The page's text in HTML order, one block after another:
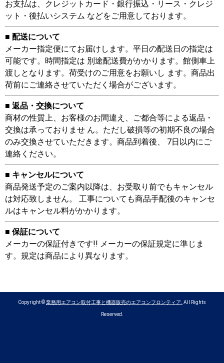
お支払は、クレジットカード・銀行振込・リース・クレジ
ット・後払いシステム などをご用意しております。
■ 配送について
メーカー指定便にてお届けします。平日の配送日の指定は
可能です。時間指定は 別途配送費がかかります。館側車上
渡しとなります。荷受けのご用意をお願いし ます。商品出
荷前にご連絡させていただく場合がございます。
■ 返品・交換について
商材の性質上、お客様のお間違え、ご都合等による返品・
交換は承っておりませ ん。ただし破損等の初期不良の場合
のみ交換させていただきます。商品到着後、 7日以内にご
連絡ください。
■ キャンセルについて
商品発送予定のご案内以降は、お受取り前でもキャンセル
は対応致しません。 工事についても商品手配後のキャンセ
ルはキャンセル料がかかります。
■ 保証について
メーカーの保証付きです!! メーカーの保証規定に準じま
す。規定は商品により異なります。
Copyright ©業務用エアコン取付工事と機器販売のエアコンフロンティア. All Rights
Reserved.